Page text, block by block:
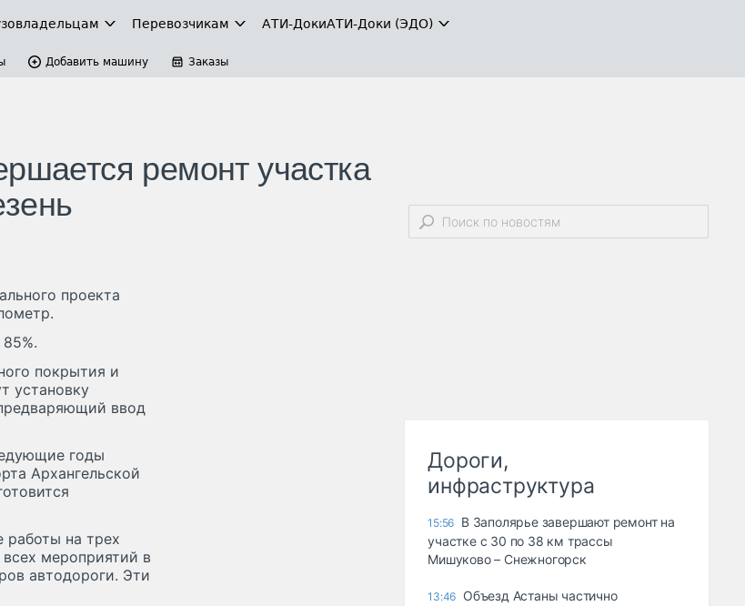
Перевозчикам АТИ-ДокиАТИ-Доки (ЭДО)
Добавить машину Заказы
ремонт участка
проекта
покрытия и
установку
ввод
годы
Архангельской
на трех
мероприятий в
автодороги. Эти
Дороги,
инфраструктура
15:56 В Заполярье завершают ремонт на
участке с 30 по 38 км трассы
Мишуково – Снежногорск
13:46 Объезд Астаны частично